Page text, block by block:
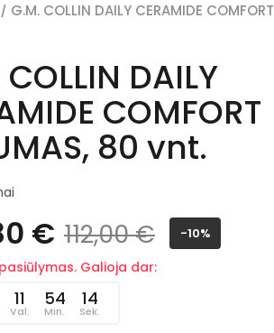
G.M. COLLIN DAILY CERAMIDE
DAILY
COMFORT
80 vnt.
€ 112,00 € -10%
Galioja dar:
11
Val.
54
Min.
13
Sek.